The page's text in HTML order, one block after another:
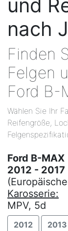
und
nach
Finden
Felgen
Ford B-
Wählen Sie Ihr
Reifengröße,
Ford B-MAX
2012 - 2017
Karosserie:
MPV, 5d
2012 2013